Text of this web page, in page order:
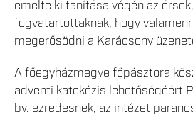
emelte ki tanítása végén az
fogvatartottaknak, hogy
megerősödni a Karácsony
A főegyházmegye főpásztora
adventi katekézis lehetőségéért
bv. ezredesnek, az intézet